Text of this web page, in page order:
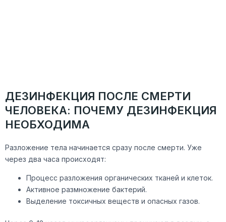
ДЕЗИНФЕКЦИЯ ПОСЛЕ СМЕРТИ
ЧЕЛОВЕКА: ПОЧЕМУ ДЕЗИНФЕКЦИЯ
НЕОБХОДИМА
Разложение тела начинается сразу после смерти. Уже
через два часа происходят:
Процесс разложения органических тканей и клеток.
Активное размножение бактерий.
Выделение токсичных веществ и опасных газов.